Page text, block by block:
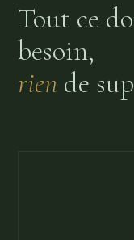
Tout ce
besoin,
rien de